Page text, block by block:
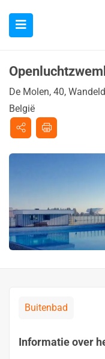
De Molen, 40,
België
Buitenbad
Informatie over